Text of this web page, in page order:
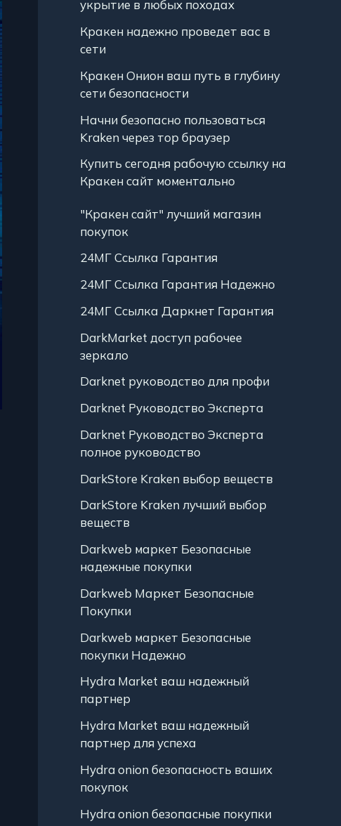
укрытие в любых походах
Кракен надежно проведет вас в
сети
Кракен Онион ваш путь в глубину
сети безопасности
Начни безопасно пользоваться
Kraken через тор браузер
Купить сегодня рабочую ссылку на
Кракен сайт моментально
"Кракен сайт" лучший магазин
покупок
24МГ Ссылка Гарантия
24МГ Ссылка Гарантия Надежно
24МГ Ссылка Даркнет Гарантия
DarkMarket доступ рабочее
зеркало
Darknet руководство для профи
Darknet Руководство Эксперта
Darknet Руководство Эксперта
полное руководство
DarkStore Kraken выбор веществ
DarkStore Kraken лучший выбор
веществ
Darkweb маркет Безопасные
надежные покупки
Darkweb Маркет Безопасные
Покупки
Darkweb маркет Безопасные
покупки Надежно
Hydra Market ваш надежный
партнер
Hydra Market ваш надежный
партнер для успеха
Hydra onion безопасность ваших
покупок
Hydra onion безопасные покупки